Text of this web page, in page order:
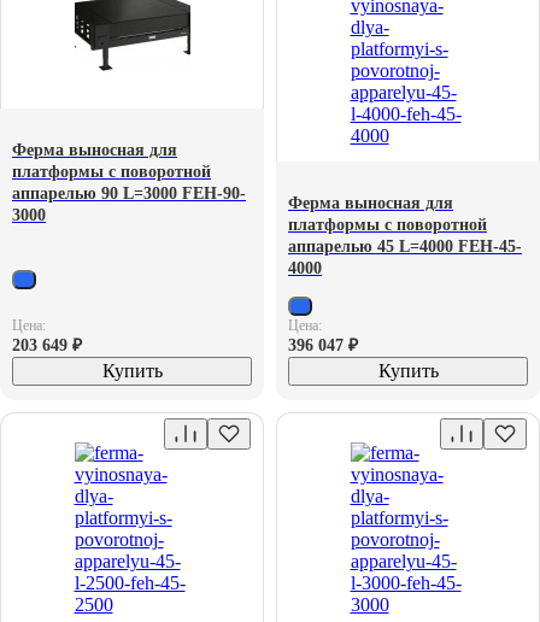
Ферма выносная для
платформы с поворотной
аппарелью 90 L=3000 FEH-90-
3000
Цена:
203 649 ₽
Купить
Ферма выносная для
платформы с поворотной
аппарелью 45 L=4000 FEH-45-
4000
Цена:
396 047 ₽
Купить